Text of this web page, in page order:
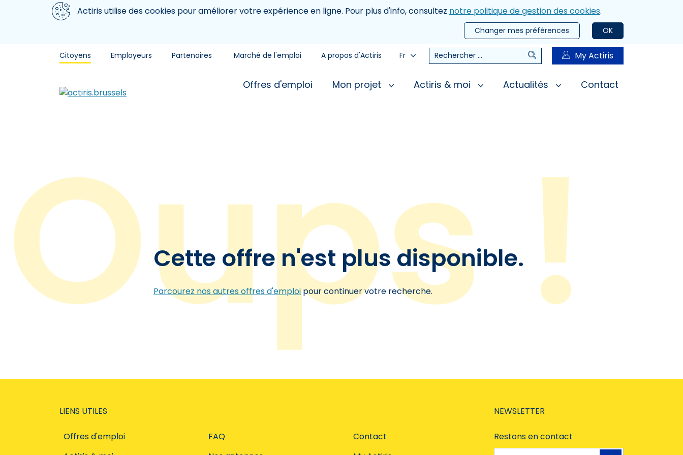
Aller au contenu principal
Nous utilisons des cookiesActiris utilise des cookies pour améliorer votre expérience en ligne. Pour plus d'info, consultez notre politique de gestion des cookies.
OK
Changer mes préférences
Citoyens Employeurs Partenaires Marché de l'emploi A propos d'Actiris Fr Rechercher RechercherMy Actiris
Offres d'emploi Mon projet Actiris & moi Actualités Contact
Cette offre n'est plus disponible.
Parcourez nos autres offres d'emploipour continuer votre recherche.
LIENS UTILES
Offres d'emploi
FAQ
Contact
NEWSLETTER
Restons en contact